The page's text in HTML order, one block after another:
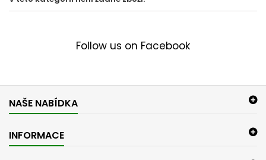
Follow us on Facebook
NAŠE NABÍDKA
INFORMACE